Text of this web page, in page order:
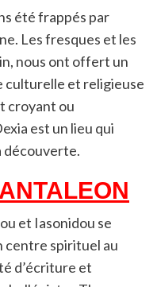
été frappés par
Les fresques et les
nous ont offert un
culturelle et religieuse
croyant ou
est un lieu qui
découverte.
et Iasonidou se
centre spirituel au
d’écriture et